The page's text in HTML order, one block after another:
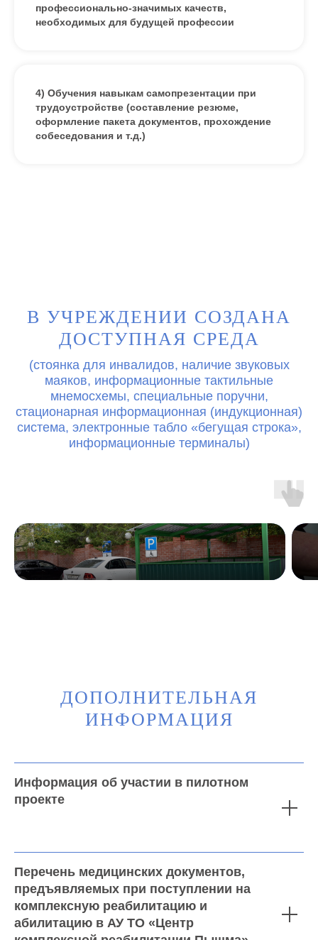
профессионально-значимых качеств,
необходимых для будущей профессии
4) Обучения навыкам самопрезентации при
трудоустройстве (составление резюме,
оформление пакета документов, прохождение
собеседования и т.д.)
В УЧРЕЖДЕНИИ СОЗДАНА
ДОСТУПНАЯ СРЕДА
(стоянка для инвалидов, наличие звуковых
маяков, информационные тактильные
мнемосхемы, специальные поручни,
стационарная информационная (индукционная)
система, электронные табло «бегущая строка»,
информационные терминалы)
ㅤ
ДОПОЛНИТЕЛЬНАЯ
ИНФОРМАЦИЯ
Информация об участии в пилотном
проекте
Перечень медицинских документов,
предъявляемых при поступлении на
комплексную реабилитацию и
абилитацию в АУ ТО «Центр
История учреждения
Документы
Противодействие коррупции
Контролирующие органы
Бесплатная юридическая помощь
КОНТАКТЫ
Реквизиты
ОБРАТНАЯ СВЯЗЬ